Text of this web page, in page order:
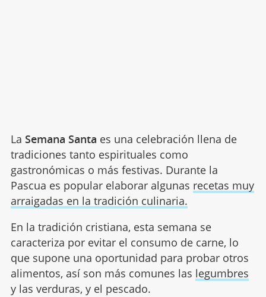
La Semana Santa es una celebración llena de
tradiciones tanto espirituales como
gastronómicas o más festivas. Durante la
Pascua es popular elaborar algunas recetas muy
arraigadas en la tradición culinaria.
En la tradición cristiana, esta semana se
caracteriza por evitar el consumo de carne, lo
que supone una oportunidad para probar otros
alimentos, así son más comunes las legumbres
y las verduras, y el pescado.